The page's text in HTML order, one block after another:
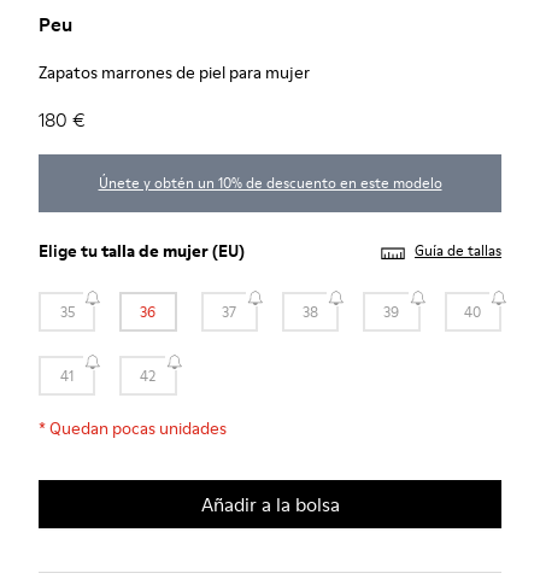
Peu
Zapatos marrones de piel para mujer
180 €
Únete y obtén un 10% de descuento en este modelo
Elige tutalla de mujer(EU) Guía de tallas
35 36 37 38 39 40
41 42
*Quedan pocas unidades
Añadir a la bolsa